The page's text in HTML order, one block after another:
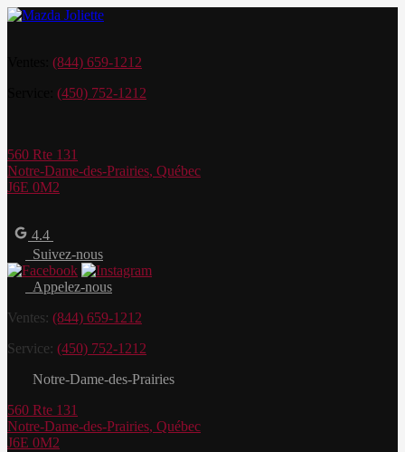
(844) 659-1212
(450) 752-1212
560 Rte 131
Notre-Dame-des-Prairies, Québec
J6E 0M2
4.4
Suivez-nous
Appelez-nous
Ventes: (844) 659-1212
Service: (450) 752-1212
Notre-Dame-des-Prairies
560 Rte 131
Notre-Dame-des-Prairies, Québec
J6E 0M2